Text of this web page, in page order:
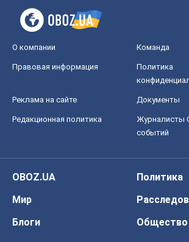
О компании Команда
Правовая информация
Политика
Реклама на сайте Документы
Редакционная политика
Журналисты
событий
OBOZ.UA
Политика
Мир
Блоги
Общество